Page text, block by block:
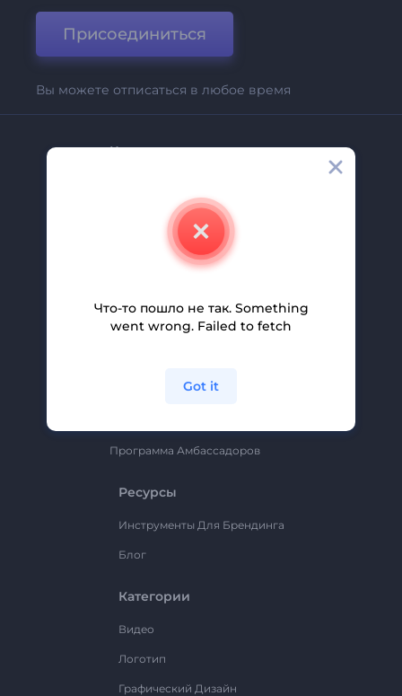
Присоединиться
Вы можете отписаться в любое время
Компания
Свяжитесь С Нами
Помощь И Поддержка
Партнерская Программа
Политика Конфиденциальности
Программа Амбассадоров
Ресурсы
Инструменты Для Брендинга
Блог
Категории
Видео
Логотип
Графический Дизайн
Что-то пошло не так. Something
went wrong. Failed to fetch
Got it